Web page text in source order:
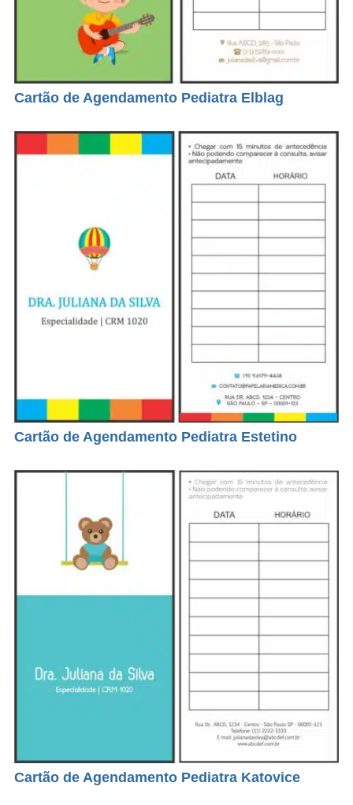
Cartão de Agendamento Pediatra Elblag
Cartão de Agendamento Pediatra Estetino
Cartão de Agendamento Pediatra Katovice